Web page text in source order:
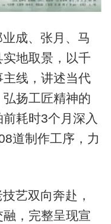
成、张月、马
地取景，以千
线，讲述当代
扬工匠精神的
耗时3个月深入
道制作工序，力
艺双向奔赴，
，完整呈现宣